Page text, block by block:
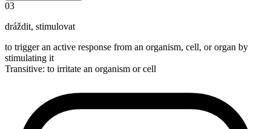
03
dráždit, stimulovat
to trigger an active response from an organism, cell, or organ by
stimulating it
Transitive: to irritate an organism or cell